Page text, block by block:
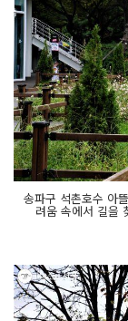
송파구 석촌호수 아
려움 속에서 길을